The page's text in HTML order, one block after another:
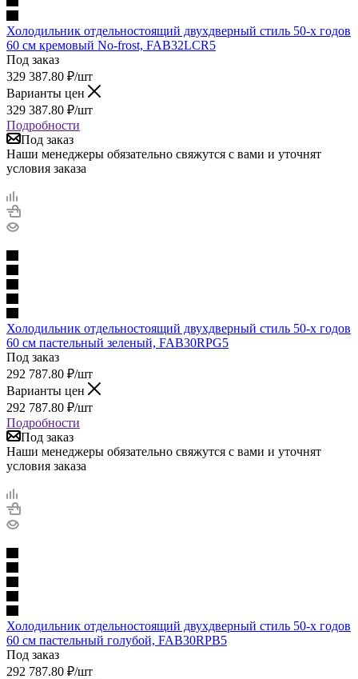
Холодильник отдельностоящий двухдверный стиль 50-х годов
60 см кремовый No-frost, FAB32LCR5
Под заказ
329 387.80 ₽/шт
Варианты цен
329 387.80 ₽/шт
Подробности
Под заказ
Наши менеджеры обязательно свяжутся с вами и уточнят
условия заказа
Холодильник отдельностоящий двухдверный стиль 50-х годов
60 см пастельный зеленый, FAB30RPG5
Под заказ
292 787.80 ₽/шт
Варианты цен
292 787.80 ₽/шт
Подробности
Под заказ
Наши менеджеры обязательно свяжутся с вами и уточнят
условия заказа
Холодильник отдельностоящий двухдверный стиль 50-х годов
60 см пастельный голубой, FAB30RPB5
Под заказ
292 787.80 ₽/шт